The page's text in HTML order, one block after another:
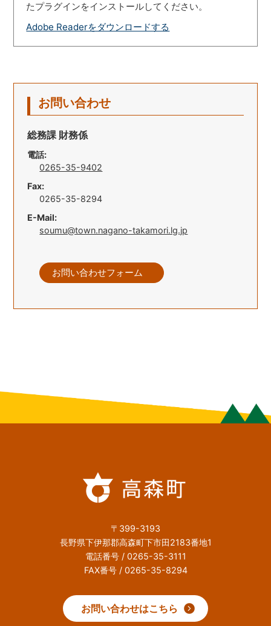
たプラグインをインストールしてください。
Adobe Readerをダウンロードする
お問い合わせ
総務課 財務係
電話:
0265-35-9402
Fax:
0265-35-8294
E-Mail:
soumu@town.nagano-takamori.lg.jp
お問い合わせフォーム
〒399-3193
長野県下伊那郡高森町下市田2183番地1
電話番号 / 0265-35-3111
FAX番号 / 0265-35-8294
お問い合わせはこちら